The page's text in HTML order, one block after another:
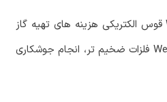
از مهم ترین معایب Welding قوس الکتریکی هزینه های تهیه گاز
محافظ، عدم توانایی در Welding فلزات ضخیم تر، انجام جوشکاری